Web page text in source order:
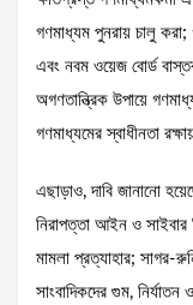
গণমাধ্যম পুনরায় চালু
এবং নবম ওয়েজ বোর্ড
অগণতান্ত্রিক উপায়ে
গণমাধ্যমের স্বাধীনতা
এছাড়াও, দাবি জানানো
নিরাপত্তা আইন ও সাইবার
মামলা প্রত্যাহার; সাগর-
সাংবাদিকদের গুম, নির্যাতন